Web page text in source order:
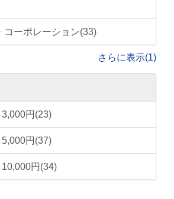
コーポレーション(33)
さらに表示(1)
円(23)
円(37)
円(34)